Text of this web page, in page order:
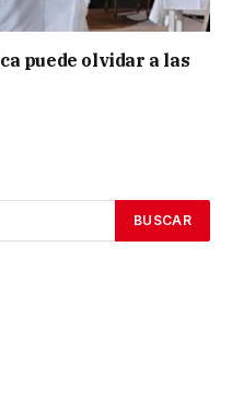
puede olvidar a las